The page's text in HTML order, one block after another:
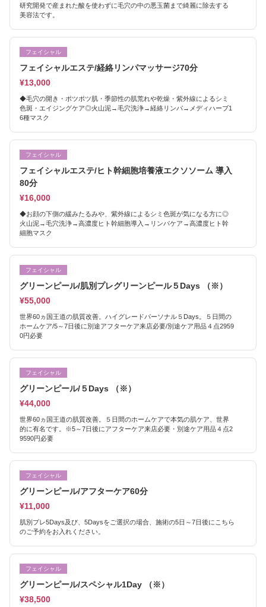
研究開発で産まれた酸を使わずに毛穴の中の悪玉菌まで綺麗に除去する
美容法です。
フェイシャル
フェイシャルエステ/経絡リンパマッサージ70分
¥13,000
◆毛穴の開き・ポツポツ肌・季節性の肌荒れや乾燥・紫外線によるシミ
色斑・エイジングケア◎火山泥→毛穴洗浄→経絡リンパ→メディハーブ1
6種マスク
フェイシャル
フェイシャルエステ/ヒト幹細胞培養液エクソソーム 導入
80分
¥16,000
◆お顔の下側の緩みたるみや、紫外線によるシミ色斑が気になる方に◎
火山泥→毛穴洗浄→高濃度ヒト幹細胞導入→リンパケア→高濃度ヒト幹
細胞マスク
フェイシャル
グリーンピール/肌別プレグリーンピール５Days （※）
¥55,000
世界60ヵ国王道の肌質改善。ハイグレードパーソナル５Days。５日間の
ホームケア/5～7日後に別途アフターケア来店必要/別途ケア用品４点2959
0円必要
フェイシャル
グリーンピール/５Days （※）
¥44,000
世界60ヵ国王道の肌質改善。５日間のホームケアで本気の肌ケア、世界
的に有名です。※5～7日後にアフターケア来店必要・別途ケア用品４点2
9590円必要
フェイシャル
グリーンピール/アフターケア60分
¥11,000
肌別プレ5Days及び、5Daysをご選択の場合、施術の5日～7日後にこちら
のご予約をお入れください。
フェイシャル
グリーンピール/スペシャル1Day （※）
¥38,500